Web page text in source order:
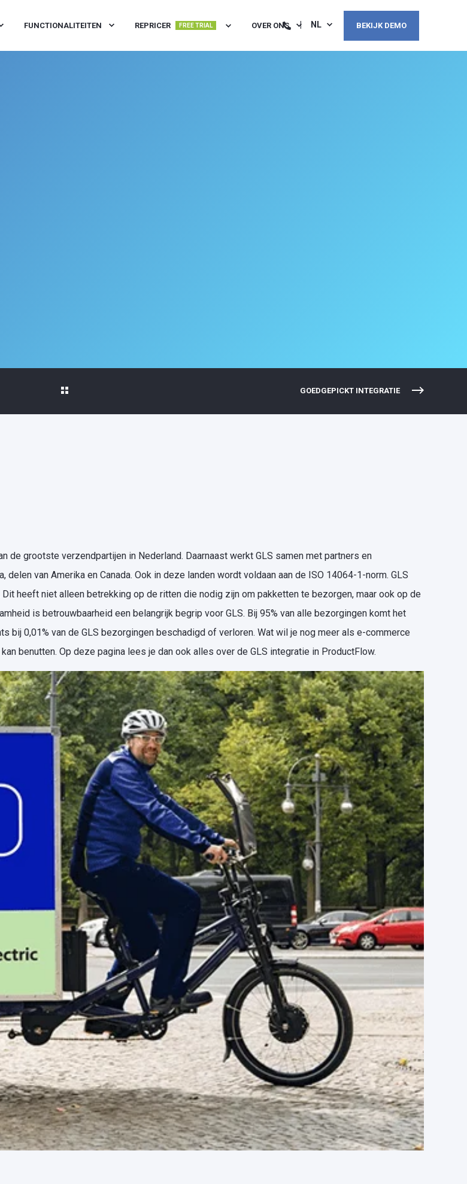
FUNCTIONALITEITEN REPRICER FREE TRIAL OVER ONS NL BEKIJK DEMO
GOEDGEPICKT INTEGRATIE
de grootste verzendpartijen in Nederland. Daarnaast werkt GLS samen met partners en
van Amerika en Canada. Ook in deze landen wordt voldaan aan de ISO 14064-1-norm. GLS
heeft niet alleen betrekking op de ritten die nodig zijn om pakketten te bezorgen, maar ook op de
is betrouwbaarheid een belangrijk begrip voor GLS. Bij 95% van alle bezorgingen komt het
bij 0,01% van de GLS bezorgingen beschadigd of verloren. Wat wil je nog meer als e-commerce
benutten. Op deze pagina lees je dan ook alles over de GLS integratie in ProductFlow.